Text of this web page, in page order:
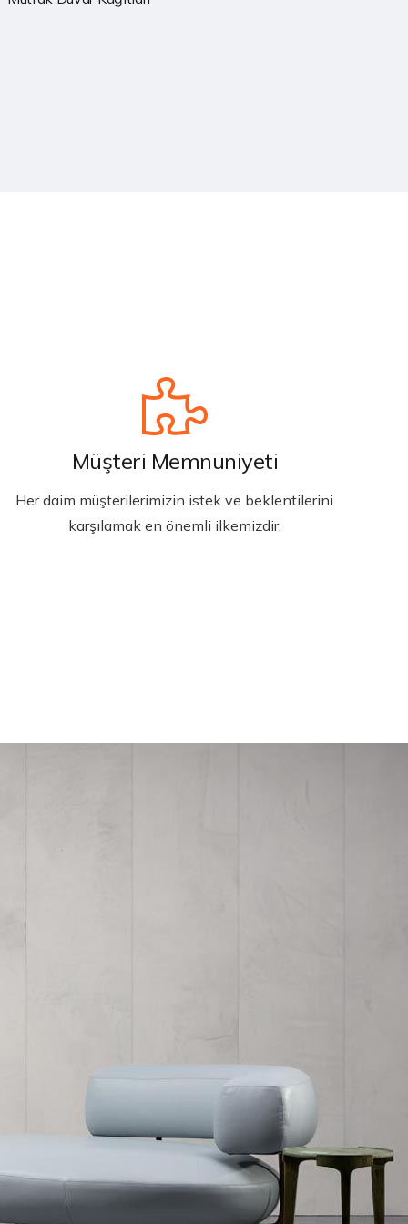
Müşteri Memnuniyeti
Her daim müşterilerimizin istek ve beklentilerini
karşılamak en önemli ilkemizdir.